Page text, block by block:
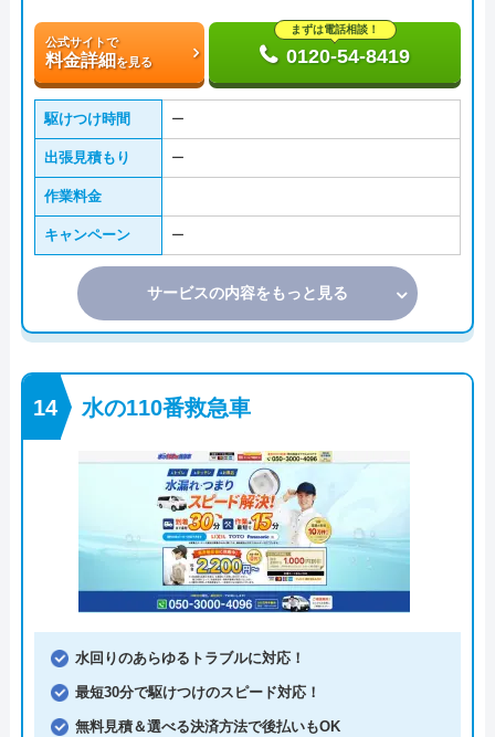
公式サイトで
料金詳細を見る
まずは電話相談！
0120-54-8419
駆けつけ時間 ー
出張見積もり ー
作業料金
キャンペーン ー
サービスの内容をもっと見る
水の110番救急車
水回りのあらゆるトラブルに対応！
最短30分で駆けつけのスピード対応！
無料見積＆選べる決済方法で後払いもOK